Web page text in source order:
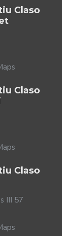
amb els
amb un
Claso
Claso
Claso
III 57